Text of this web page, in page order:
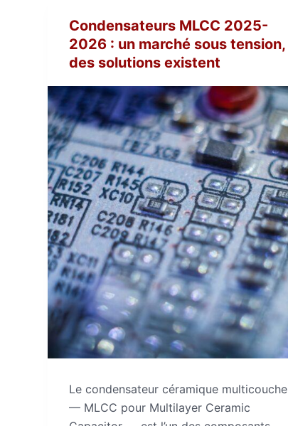
Condensateurs MLCC 2025-
2026 : un marché sous tension,
des solutions existent
Le condensateur céramique multicouche
— MLCC pour Multilayer Ceramic